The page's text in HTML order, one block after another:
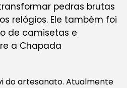
pedras brutas
relógios. Ele também foi
de camisetas e
a Chapada
do artesanato. Atualmente